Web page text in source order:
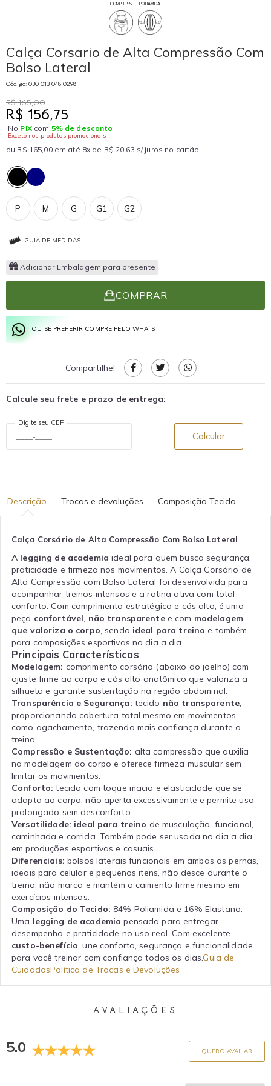
COMPRESS POLIAMIDA
Calça Corsario de Alta Compressão Com
Bolso Lateral
Código: 030 013 048 0298
R$ 165,00
R$ 156,75
No PIXcom 5% de desconto .
Exceto nos produtos promocionais
ou R$ 165,00 em até 8x de R$ 20,63 s/ juros no cartão
P G G1 G2
M
GUIA DE MEDIDAS
Adicionar Embalagem para presente
COMPRAR
OU SE PREFERIR COMPRE PELO WHATS
Compartilhe!
Calcule seu frete e prazo de entrega:
Digite seu CEP
Calcular
Descrição Trocas e devoluções Composição Tecido
Calça Corsário de Alta Compressão Com Bolso Lateral
A legging de academia ideal para quem busca segurança,
praticidade e firmeza nos movimentos. A Calça Corsário de
Alta Compressão com Bolso Lateral foi desenvolvida para
acompanhar treinos intensos e a rotina ativa com total
conforto. Com comprimento estratégico e cós alto, é uma
peça confortável não transparentee com modelagem
que valoriza o corpo , sendo ideal para treino e também
para composições esportivas no dia a dia.
Principais Características
Modelagem: comprimento corsário (abaixo do joelho) com
ajuste firme ao corpo e cós alto anatômico que valoriza a
silhueta e garante sustentação na região abdominal.
Transparência e Segurança: tecido não transparente
proporcionando cobertura total mesmo em movimentos
como agachamento, trazendo mais confiança durante o
treino.
Compressão e Sustentação: alta compressão que auxilia
na modelagem do corpo e oferece firmeza muscular sem
limitar os movimentos.
Conforto: tecido com toque macio e elasticidade que se
adapta ao corpo, não aperta excessivamente e permite uso
prolongado sem desconforto.
Versatilidade: ideal para treino de musculação, funcional,
caminhada e corrida. Também pode ser usada no dia a dia
em produções esportivas e casuais.
Diferenciais: bolsos laterais funcionais em ambas as pernas,
ideais para celular e pequenos itens, não desce durante o
treino, não marca e mantém o caimento firme mesmo em
exercícios intensos.
Composição do Tecido: 84% Poliamida e 16% Elastano.
Uma legging de academia pensada para entregar
desempenho e praticidade no uso real. Com excelente
custo-benefício , une conforto, segurança e funcionalidade
para você treinar com confiança todos os dias.Guia de
CuidadosPolítica de Trocas e Devoluções
AVALIAÇÕES
5.0 QUERO AVALIAR